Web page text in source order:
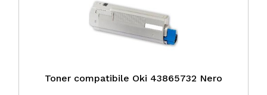
Toner compatibile Oki 43865732 Nero